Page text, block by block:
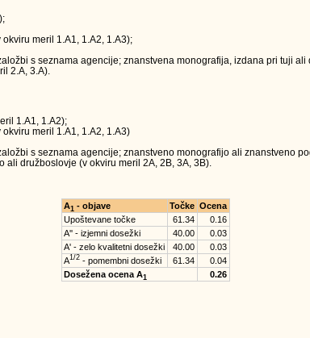
meril 1.A1, 1.A2, 1.A3);
s seznama agencije; znanstvena monografija, izdana pri tuji
2.A, 3.A).
1.A1, 1.A2);
meril 1.A1, 1.A2, 1.A3)
s seznama agencije; znanstveno monografijo ali znanstveno
družboslovje (v okviru meril 2A, 2B, 3A, 3B).
A1 - objave Točke Ocena
Upoštevane točke
61.34
0.16
A'' - izjemni dosežki
40.00
0.03
A' - zelo kvalitetni dosežki
40.00
0.03
A1/2- pomembni dosežki 61.34
0.04
Dosežena ocena A1 0.26